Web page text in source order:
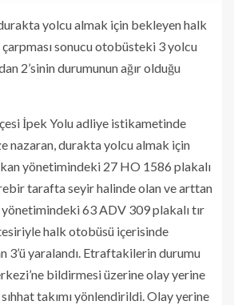
yolcu almak için bekleyen halk
sonucu otobüsteki 3 yolcu
2’sinin durumunun ağır olduğu
İpek Yolu adliye istikametinde
nazaran, durakta yolcu almak için
yönetimindeki 27 HO 1586 plakalı
tarafta seyir halinde olan ve arttan
63 ADV 309 plakalı tır
halk otobüsü içerisinde
3’ü yaralandı. Etraftakilerin durumu
bildirmesi üzerine olay yerine
takımı yönlendirildi. Olay yerine